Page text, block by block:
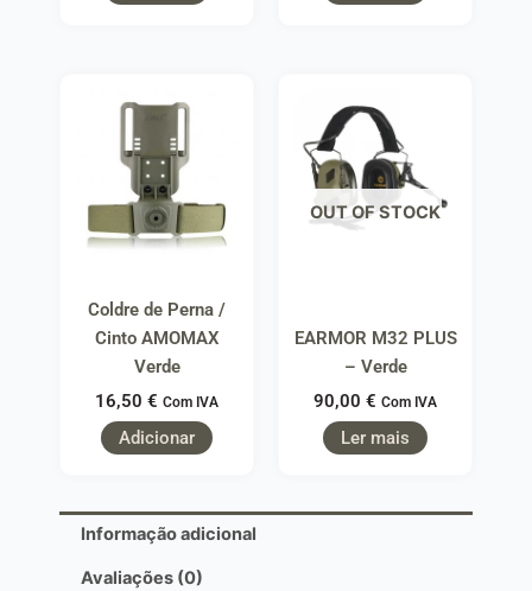
Coldre de Perna /
Cinto AMOMAX
Verde
16,50 € Com IVA
Adicionar
OUT OF STOCK
EARMOR M32 PLUS
– Verde
90,00 € Com IVA
Ler mais
Informação adicional
Avaliações (0)